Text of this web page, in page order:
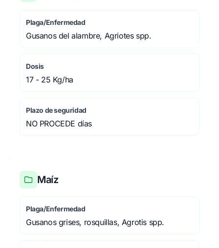
Plaga/Enfermedad
Gusanos del alambre, Agriotes spp.
Dosis
17 - 25 Kg/ha
Plazo de seguridad
NO PROCEDE días
Maíz
Plaga/Enfermedad
Gusanos grises, rosquillas, Agrotis spp.